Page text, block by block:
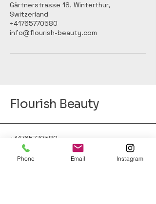
Gärtnerstrasse 18, Winterthur,
Switzerland
+41765770580
info@flourish-beauty.com
Flourish Beauty
+41765770580
info@flourish-beauty.com
Phone Email Instagram